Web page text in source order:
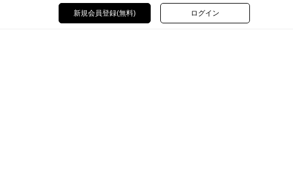
新規会員登録(無料) ログイン